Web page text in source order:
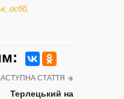
, осбб,
СТАТТЯ
Терлецький на